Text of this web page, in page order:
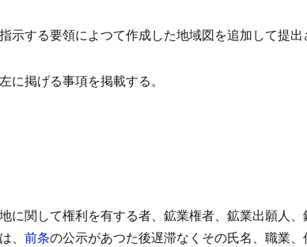
する要領によつて作成した地域図を追加して提出
に掲げる事項を掲載する。
に関して権利を有する者、鉱業権者、鉱業出願人
前条の公示があつた後遅滞なくその氏名、職業